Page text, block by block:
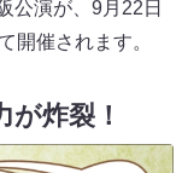
公演が、9月22日
開催されます。
炸裂！